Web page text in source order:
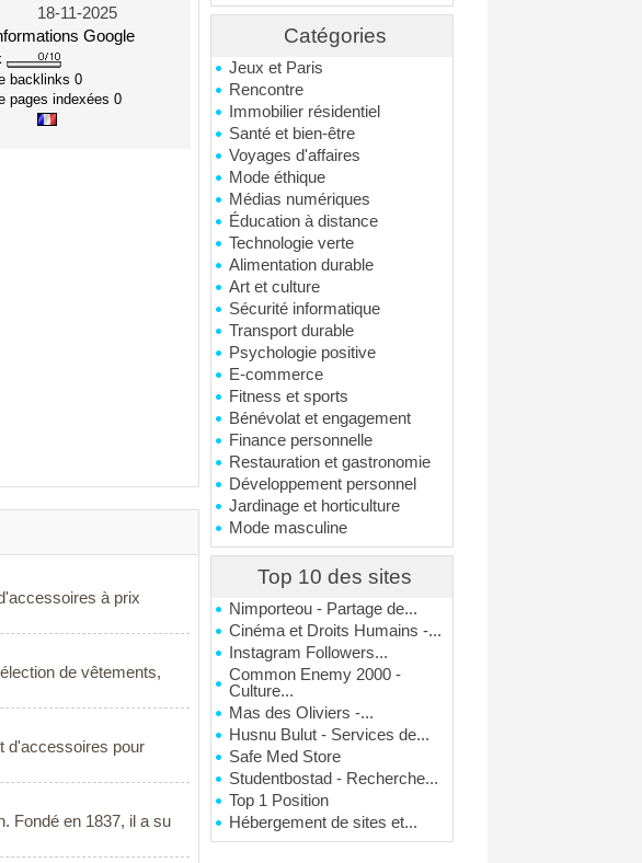
Catégories
Jeux et Paris
Rencontre
Immobilier résidentiel
Santé et bien-être
Voyages d'affaires
Mode éthique
Médias numériques
Éducation à distance
Technologie verte
Alimentation durable
Art et culture
Sécurité informatique
Transport durable
Psychologie positive
E-commerce
Fitness et sports
Bénévolat et engagement
Finance personnelle
Restauration et gastronomie
Développement personnel
Jardinage et horticulture
Mode masculine
Top 10 des sites
Nimporteou - Partage de...
Cinéma et Droits Humains -...
Instagram Followers...
Common Enemy 2000 -
Culture...
Mas des Oliviers -...
Husnu Bulut - Services de...
Safe Med Store
Studentbostad - Recherche...
Top 1 Position
Hébergement de sites et...
18-11-2025
Google
backlinks0
pages indexées0
à prix
de vêtements,
d'accessoires pour
Fondé en 1837, il a su